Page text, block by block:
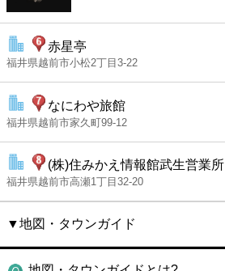
赤星亭
福井県越前市小松2丁目3-22
なにわや旅館
福井県越前市家久町99-12
(株)住みかえ情報館武生営業所
福井県越前市高瀬1丁目32-20
▼地図・タウンガイド